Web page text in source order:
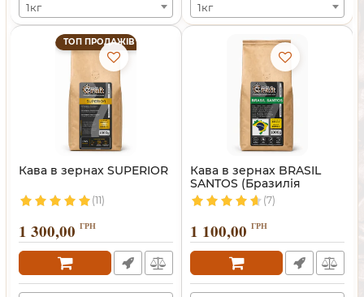
1кг 1кг
ТОП ПРОДАЖІВ
Кава в зернах SUPERIOR
(11)
1 300,00 ГРН
Кава в зернах BRASIL
SANTOS (Бразилія
Сантос)
(7)
1 100,00 ГРН